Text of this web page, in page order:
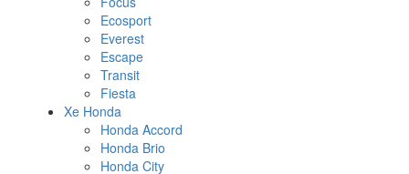
Ecosport
Everest
Escape
Transit
Fiesta
Xe Honda
Honda Accord
Honda Brio
Honda City